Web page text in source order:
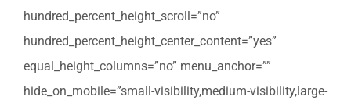
hundred_percent_height_scroll=”no”
hundred_percent_height_center_content=”yes”
equal_height_columns=”no” menu_anchor=””
hide_on_mobile=”small-visibility,medium-visibility,large-